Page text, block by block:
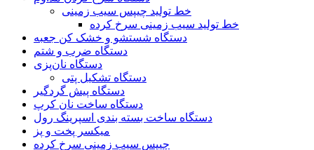
خط تولید چیپس سیب زمینی
خط تولید سیب زمینی سرخ کرده
دستگاه شستشو و خشک کن جعبه
دستگاه ضرب و شتم
دستگاه نان‌پزی
دستگاه تشکیل پتی
دستگاه پیش گردگیر
دستگاه ساخت نان کرپ
دستگاه ساخت بسته بندی اسپرینگ رول
میکسر پخت و پز
چیپس سیب زمینی سرخ کرده